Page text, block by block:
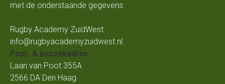
met de onderstaande gegevens:
Rugby Academy ZuidWest
info@rugbyacademyzuidwest.nl
Post- & bezoekadres:
Laan van Poot 355A
2566 DA Den Haag